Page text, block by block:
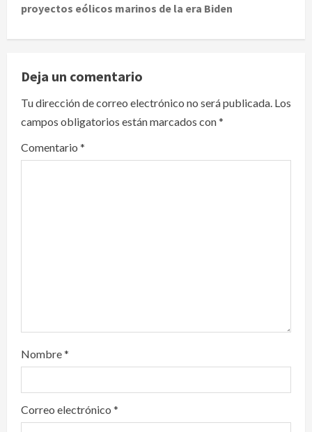
n
a
v
i
g
a
proyectos eólicos marinos de la era Biden
Deja un comentario
Tu dirección de correo electrónico no será publicada. Los
campos obligatorios están marcados con*
Comentario *
Nombre*
Correo electrónico *